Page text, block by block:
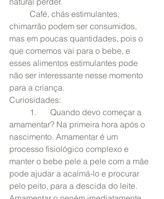
chimarrão podem ser consumidos,
mas em poucas quantidades, pois o
que comemos vai para o bebe, e
esses alimentos estimulantes pode
não ser interessante nesse momento
para a criança.
Curiosidades:
amamentar? Na primeira hora após o
nascimento. Amamentar é um
processo fisiológico complexo e
manter o bebe pele a pele com a mãe
pode ajudar a acalmá-lo e procurar
pelo peito, para a descida do leite.